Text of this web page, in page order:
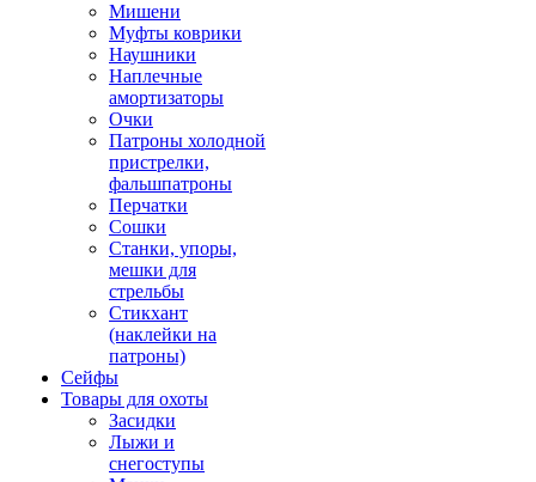
Мишени
Муфты коврики
Наушники
Наплечные
амортизаторы
Очки
Патроны холодной
пристрелки,
фальшпатроны
Перчатки
Сошки
Станки, упоры,
мешки для
стрельбы
Стикхант
(наклейки на
патроны)
Сейфы
Товары для охоты
Засидки
Лыжи и
снегоступы